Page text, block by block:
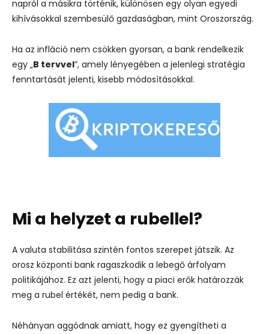
napról a másikra történik, különösen egy olyan egyedi
kihívásokkal szembesülő gazdaságban, mint Oroszország.
Ha az infláció nem csökken gyorsan, a bank rendelkezik
egy „B tervvel”, amely lényegében a jelenlegi stratégia
fenntartását jelenti, kisebb módosításokkal.
Mi a helyzet a rubellel?
A valuta stabilitása szintén fontos szerepet játszik. Az
orosz központi bank ragaszkodik a lebegő árfolyam
politikájához. Ez azt jelenti, hogy a piaci erők határozzák
meg a rubel értékét, nem pedig a bank.
Néhányan aggódnak amiatt, hogy ez gyengítheti a